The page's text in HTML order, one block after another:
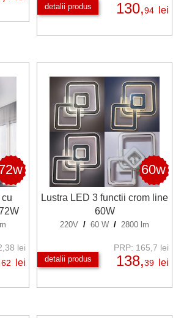
detalii produs 130,94 lei
lei
62 lei
60w
Lustra LED 3 functii crom line
60W
220V / 60 W / 2800 lm
detalii produs
PRP: 165,7 lei
138,39 lei